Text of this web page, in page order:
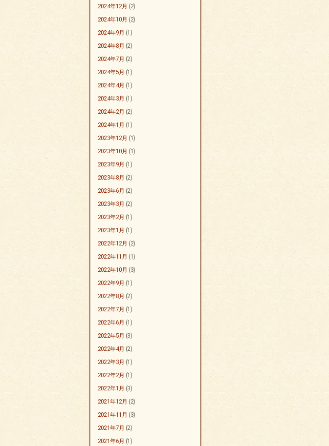
2024年12月 (2)
2024年10月 (2)
2024年9月 (1)
2024年8月 (2)
2024年7月 (2)
2024年5月 (1)
2024年4月 (1)
2024年3月 (1)
2024年2月 (2)
2024年1月 (1)
2023年12月 (1)
2023年10月 (1)
2023年9月 (1)
2023年8月 (2)
2023年6月 (2)
2023年3月 (2)
2023年2月 (1)
2023年1月 (1)
2022年12月 (2)
2022年11月 (1)
2022年10月 (3)
2022年9月 (1)
2022年8月 (2)
2022年7月 (1)
2022年6月 (1)
2022年5月 (3)
2022年4月 (2)
2022年3月 (1)
2022年2月 (1)
2022年1月 (3)
2021年12月 (2)
2021年11月 (3)
2021年7月 (2)
2021年6月 (1)